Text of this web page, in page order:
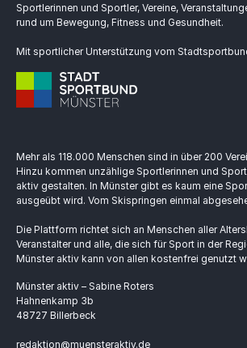
Sportlerinnen und Sportler, Vereine,
rund um Bewegung, Fitness und Gesundheit.
Mit sportlicher Unterstützung vom
Mehr als 118.000 Menschen sind in über 200
Hinzu kommen unzählige Sportlerinnen und
aktiv gestalten. In Münster gibt es kaum eine
ausgeübt wird. Vom Skispringen einmal
Die Plattform richtet sich an Menschen aller
Veranstalter und alle, die sich für Sport in der
Münster aktiv kann von allen kostenfrei genutzt
Münster aktiv – Sabine Roters
Hahnenkamp 3b
48727 Billerbeck
redaktion@muensteraktiv.de